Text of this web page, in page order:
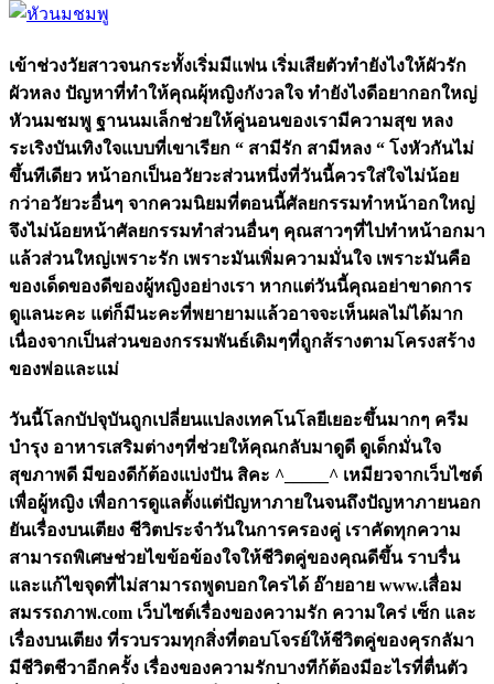
เข้าช่วงวัยสาวจนกระทั้งเริ่มมีแฟน เริ่มเสียตัวทำยังไงให้ผัวรัก
ผัวหลง ปัญหาที่ทำให้คุณผุ้หญิงกังวลใจ ทำยังไงดีอยากอกใหญ่
หัวนมชมพู ฐานนมเล็กช่วยให้คู่นอนของเรามีความสุข หลง
ระเริงบันเทิงใจแบบที่เขาเรียก “ สามีรัก สามีหลง “ โงหัวกันไม่
ขึ้นทีเดียว หน้าอกเป็นอวัยวะส่วนหนึ่งที่วันนี้ควรใส่ใจไม่น้อย
กว่าอวัยวะอื่นๆ จากควมนิยมที่ตอนนี้ศัลยกรรมทำหน้าอกใหญ่
จึงไม่น้อยหน้าศัลยกรรมทำส่วนอื่นๆ คุณสาวๆที่ไปทำหน้าอกมา
แล้วส่วนใหญ่เพราะรัก เพราะมันเพิ่มความมั่นใจ เพราะมันคือ
ของเด็ดของดีของผู้หญิงอย่างเรา หากแต่วันนี้คุณอย่าขาดการ
ดูแลนะคะ แต่ก็มีนะคะที่พยายามแล้วอาจจะเห็นผลไม่ได้มาก
เนื่องจากเป็นส่วนของกรรมพันธ์เดิมๆที่ถูกส้รางตามโครงสร้าง
ของพ่อและแม่
วันนี้โลกบัปจุบันถูกเปลี่ยนแปลงเทคโนโลยีเยอะขึ้นมากๆ ครีม
บำรุง อาหารเสริมต่างๆที่ช่วยให้คุณกลับมาดูดี ดูเด็กมั่นใจ
สุขภาพดี มีของดีก้ต้องแบ่งปัน สิคะ ^_____^ เหมียวจากเว็บไซต์
เพื่อผู้หญิง เพื่อการดูแลตั้งแต่ปัญหาภายในจนถึงปัญหาภายนอก
ยันเรื่องบนเตียง ชีวิตประจำวันในการครองคู่ เราคัดทุกความ
สามารถพิเศษช่วยไขข้อข้องใจให้ชีวิตคู่ของคุณดีขึ้น ราบรื่น
และแก้ไขจุดที่ไม่สามารถพูดบอกใครได้ อ๊ายอาย www.เสื่อม
สมรรถภาพ.com เว็บไซต์เรื่องของความรัก ความใคร่ เซ็ก และ
เรื่องบนเตียง ที่รวบรวมทุกสิ่งที่ตอบโจรย์ให้ชีวิตคู่ของคุรกลัมา
มีชีวิตชีวาอีกครั้ง เรื่องของความรักบางทีก้ต้องมีอะไรที่ตื่นตัว